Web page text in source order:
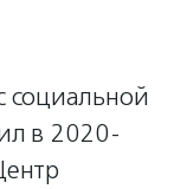
социальной
в 2020-